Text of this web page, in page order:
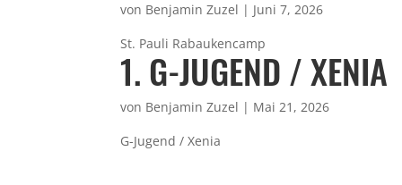
von Benjamin Zuzel | Juni 7, 2026
St. Pauli Rabaukencamp
1. G-JUGEND / XENIA
von Benjamin Zuzel | Mai 21, 2026
G-Jugend / Xenia